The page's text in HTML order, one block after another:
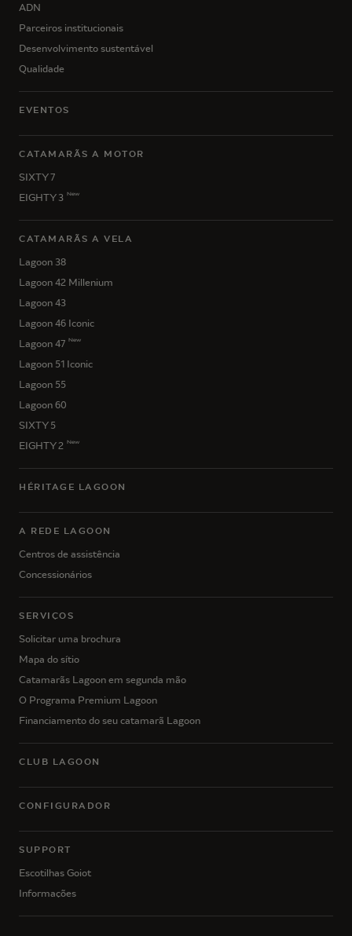
ADN
Parceiros institucionais
Desenvolvimento sustentável
Qualidade
EVENTOS
CATAMARÃS A MOTOR
SIXTY 7
EIGHTY 3 New
CATAMARÃS A VELA
Lagoon 38
Lagoon 42 Millenium
Lagoon 43
Lagoon 46 Iconic
Lagoon 47 New
Lagoon 51 Iconic
Lagoon 55
Lagoon 60
SIXTY 5
EIGHTY 2
New
HÉRITAGE LAGOON
A REDE LAGOON
Centros de assistência
Concessionários
SERVIÇOS
Solicitar uma brochura
Mapa do sítio
Catamarãs Lagoon em segunda mão
O Programa Premium Lagoon
Financiamento do seu catamarã Lagoon
CLUB LAGOON
CONFIGURADOR
SUPPORT
Escotilhas Goiot
Informações